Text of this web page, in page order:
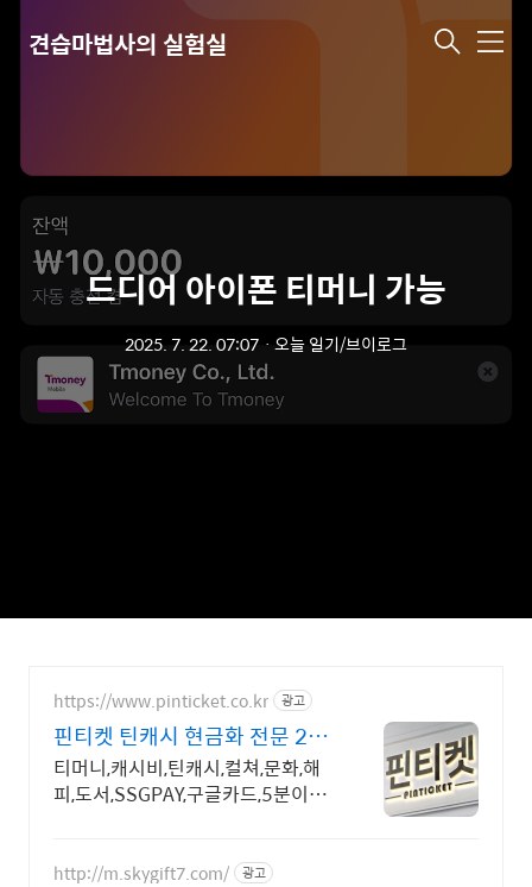
견습마법사의 실험실 메
드디어 아이폰 티머니 가능
2025. 7. 22. 07:07 ㆍ 오늘 일기/브이로그
https://www.pinticket.co.kr 광고
핀티켓 틴캐시 현금화 전문 24
시간 빠른입금, 등록업체
티머니,캐시비,틴캐시,컬쳐,문화,해
피,도서,SSGPAY,구글카드,5분이내
http://m.skygift7.com/ 광고